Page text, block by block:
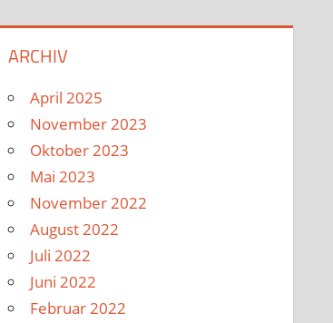
ARCHIV
April 2025
November 2023
Oktober 2023
Mai 2023
November 2022
August 2022
Juli 2022
Juni 2022
Februar 2022